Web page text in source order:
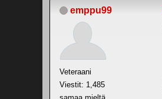
emppu99
Veteraani
Viestit: 1,485
samaa mieltä.